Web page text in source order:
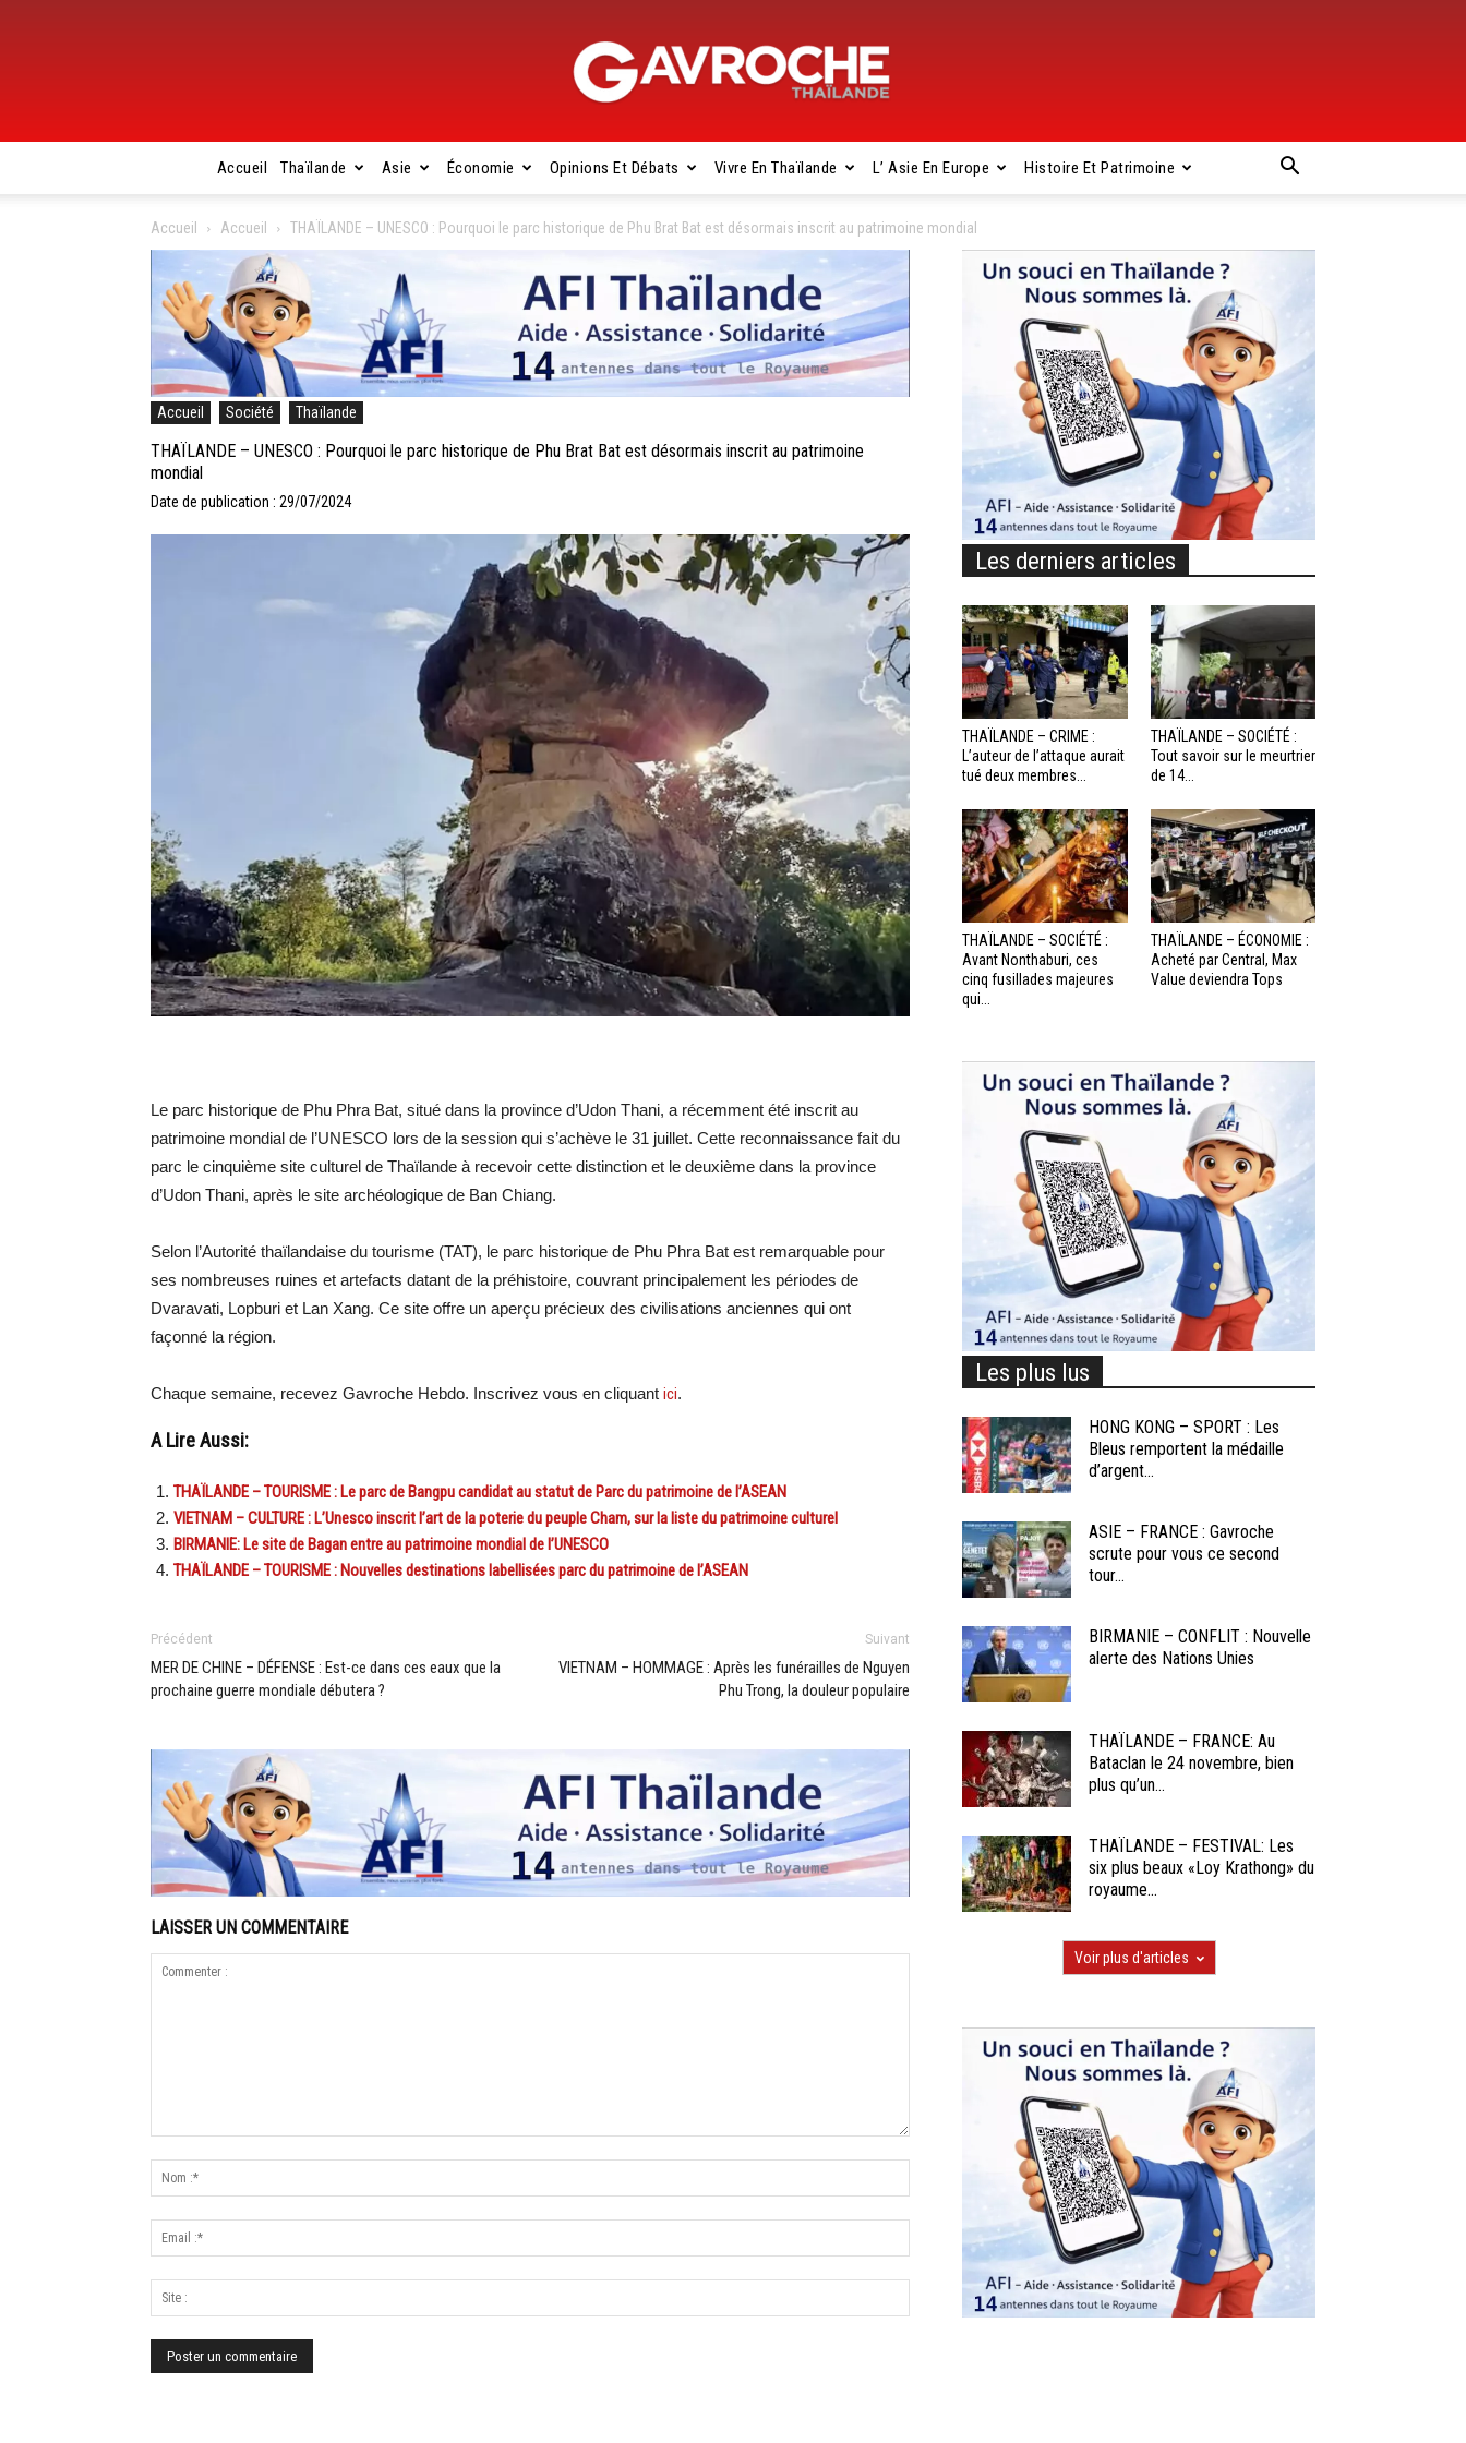
Gavroche
Thaïlande
Accueil Thaïlande Asie Économie Opinions Et Débats Vivre En Thaïlande L’ Asie En Europe Histoire Et Patrimoine
Accueil Accueil THAÏLANDE – UNESCO : Pourquoi le parc historique de Phu Brat Bat est désormais inscrit au patrimoine mondial
Accueil Société Thaïlande
THAÏLANDE – UNESCO : Pourquoi le parc historique de Phu Brat Bat est désormais inscrit au patrimoine
mondial
Date de publication : 29/07/2024
Le parc historique de Phu Phra Bat, situé dans la province d’Udon Thani, a récemment été inscrit au
patrimoine mondial de l’UNESCO lors de la session qui s’achève le 31 juillet. Cette reconnaissance fait du
parc le cinquième site culturel de Thaïlande à recevoir cette distinction et le deuxième dans la province
d’Udon Thani, après le site archéologique de Ban Chiang.
Selon l’Autorité thaïlandaise du tourisme (TAT), le parc historique de Phu Phra Bat est remarquable pour
ses nombreuses ruines et artefacts datant de la préhistoire, couvrant principalement les périodes de
Dvaravati, Lopburi et Lan Xang. Ce site offre un aperçu précieux des civilisations anciennes qui ont
façonné la région.
Chaque semaine, recevez Gavroche Hebdo. Inscrivez vous en cliquant ici.
A Lire Aussi:
THAÏLANDE – TOURISME : Le parc de Bangpu candidat au statut de Parc du patrimoine de l’ASEAN
VIETNAM – CULTURE : L’Unesco inscrit l’art de la poterie du peuple Cham, sur la liste du patrimoine culturel
BIRMANIE: Le site de Bagan entre au patrimoine mondial de l’UNESCO
THAÏLANDE – TOURISME : Nouvelles destinations labellisées parc du patrimoine de l’ASEAN
Précédent
MER DE CHINE – DÉFENSE : Est-ce dans ces eaux que la
prochaine guerre mondiale débutera ?
Suivant
VIETNAM – HOMMAGE : Après les funérailles de Nguyen
Phu Trong, la douleur populaire
LAISSER UN COMMENTAIRE
Les derniers articles
THAÏLANDE – CRIME :
L’auteur de l’attaque aurait
tué deux membres...
THAÏLANDE – SOCIÉTÉ :
Tout savoir sur le meurtrier
de 14...
THAÏLANDE – SOCIÉTÉ :
Avant Nonthaburi, ces
cinq fusillades majeures
qui...
THAÏLANDE – ÉCONOMIE :
Acheté par Central, Max
Value deviendra Tops
Les plus lus
HONG KONG – SPORT : Les
Bleus remportent la médaille
d’argent...
ASIE – FRANCE : Gavroche
scrute pour vous ce second
tour...
BIRMANIE – CONFLIT : Nouvelle
alerte des Nations Unies
THAÏLANDE – FRANCE: Au
Bataclan le 24 novembre, bien
plus qu’un...
THAÏLANDE – FESTIVAL: Les
six plus beaux «Loy Krathong» du
royaume...
Voir plus d'articles